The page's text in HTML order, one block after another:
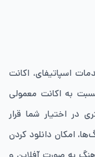
اسپاتیفای، اکانت
به اکانت معمولی
در اختیار شما قرار
امکان دانلود کردن